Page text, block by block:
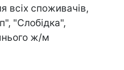
всіх споживачів,
"Слобідка",
ж/м